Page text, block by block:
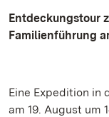
Entdeckungstour
Familienführung
Eine Expedition in
am 19. August um